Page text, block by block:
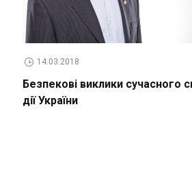
14.03.2018
Безпекові виклики сучасного
дії України